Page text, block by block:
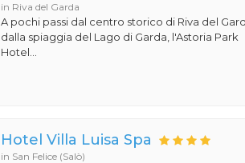
in Riva del Garda
A pochi passi dal centro storico di Riva del
dalla spiaggia del Lago di Garda, l'Astoria Park
Hotel...
Hotel Villa Luisa Spa
in San Felice (Salò)